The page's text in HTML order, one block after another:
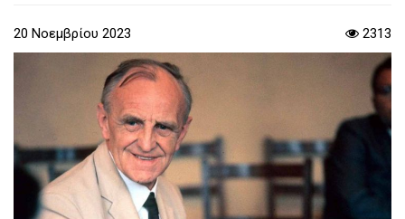
20 Νοεμβρίου 2023 2313